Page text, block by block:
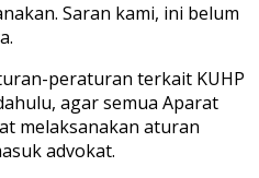
Saran kami, ini belum
peraturan terkait KUHP
agar semua Aparat
melaksanakan aturan
advokat.